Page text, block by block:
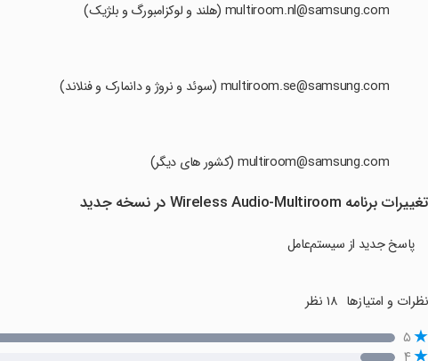
تغییرات برنامه Wireless Audio-Multiroom در نسخه جدید
پاسخ جدید از سیستم‌عامل
نظرات و امتیازها
۵